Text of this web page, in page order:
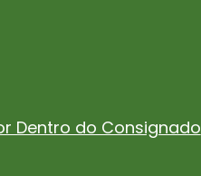
Dentro do Consignado